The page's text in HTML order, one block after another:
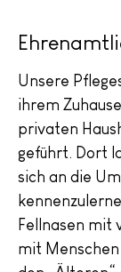
Unsere
ihrem
privaten
geführt. Dort
sich an die
Fellnasen mit
mit